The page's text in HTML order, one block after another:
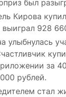
был
Кирова
выиграл 928
улыбнулась
за
рублей.
стал